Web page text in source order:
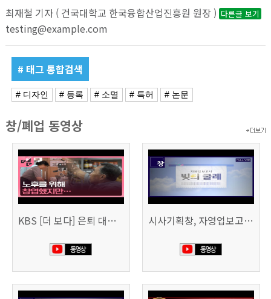
최재철 기자 ( 건국대학교 한국융합산업진흥원 원장 ) 다른글 보기
testing@example.com
# 태그 통합검색
# 디자인 # 등록 # 소멸 # 특허 # 논문
창/폐업 동영상
KBS [더 보다] 은퇴 대신 폐업 시사기획창, 자영업보고서 빚의 굴레 507회 (KBS 25.6.10)